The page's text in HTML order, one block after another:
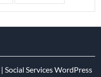
| Social Services WordPress